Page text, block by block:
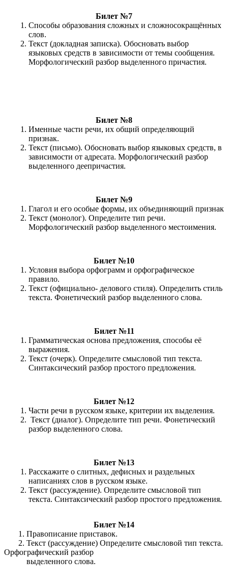
Билет №7
Способы образования сложных и сложносокращённых
слов.
Текст (докладная записка). Обосновать выбор
языковых средств в зависимости от темы сообщения.
Морфологический разбор выделенного причастия.
Билет №8
Именные части речи, их общий определяющий
признак.
Текст (письмо). Обосновать выбор языковых средств, в
зависимости от адресата. Морфологический разбор
выделенного деепричастия.
Билет №9
Глагол и его особые формы, их объединяющий признак
Текст (монолог). Определите тип речи.
Морфологический разбор выделенного местоимения.
Билет №10
Условия выбора орфограмм и орфографическое
правило.
Текст (официально- делового стиля). Определить стиль
текста. Фонетический разбор выделенного слова.
Билет №11
Грамматическая основа предложения, способы её
выражения.
Текст (очерк). Определите смысловой тип текста.
Синтаксический разбор простого предложения.
Билет №12
Части речи в русском языке, критерии их выделения.
Текст (диалог). Определите тип речи. Фонетический
разбор выделенного слова.
Билет №13
Расскажите о слитных, дефисных и раздельных
написаниях слов в русском языке.
Текст (рассуждение). Определите смысловой тип
текста. Синтаксический разбор простого предложения.
Билет №14
1. Правописание приставок.
2. Текст (рассуждение) Определите смысловой тип текста.
Орфографический разбор
выделенного слова.